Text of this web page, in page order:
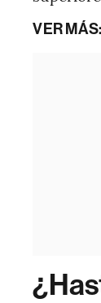
VER MÁS: